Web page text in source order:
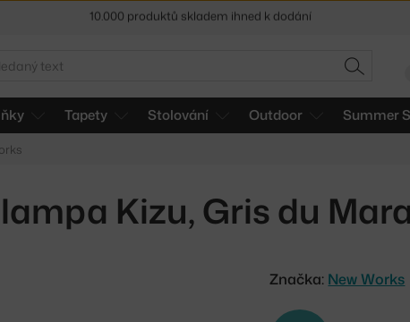
HLEDAT
Tapety Stolování Outdoor Summer
Kizu, Gris du
Značka: New Works
Sleva 5 % pro odběratelenewsletteru